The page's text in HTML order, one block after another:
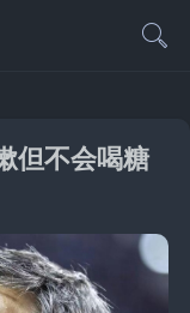
但不会喝糖